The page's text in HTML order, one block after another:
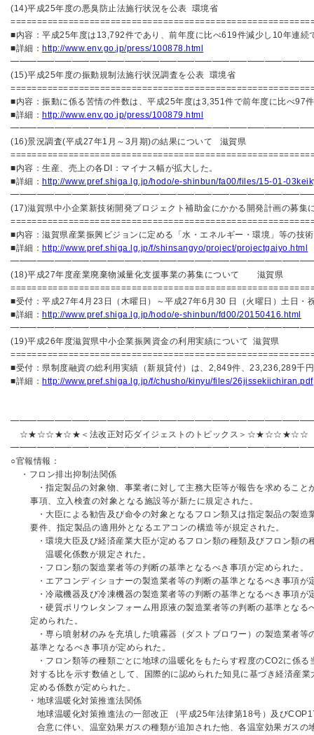
(14)平成25年度の悪臭防止法施行状況を公表 環境省
■内容：平成25年度は13,792件であり、前年度に比べ619件減少し10年連続
■詳細： http://www.env.go.jp/press/100878.html
(15)平成25年度の振動規制法施行状況調査を公表 環境省
■内容：振動に係る苦情の件数は、平成25年度は3,351件で前年度に比べ97
■詳細： http://www.env.go.jp/press/100879.html
(16)景況調査(平成27年1月～3月期)の結果について 滋賀県
■内容：生産、売上の各DI：マイナス幅が拡大した。
■詳細： http://www.pref.shiga.lg.jp/hodo/e-shinbun/fa00/files/15-01-
(17)滋賀県中小企業新技術開発プロジェクト補助金にかかる開発計画の募集
■内容：滋賀県産業振興ビジョンに定める「水・エネルギー・環境」等の技
■詳細： http://www.pref.shiga.lg.jp/f/shinsangyo/project/projectgaiyo.html
(18)平成27年度産業廃棄物減量化支援事業の募集について 滋賀県
■受付：平成27年4月23日（木曜日）～平成27年6月30 日（火曜日）土日・
■詳細： http://www.pref.shiga.lg.jp/hodo/e-shinbun/fd00/20150416.html
(19)平成26年度滋賀県中小企業振興資金の利用実績について 滋賀県
■受付：県制度融資の総利用実績（新規貸付）は、2,849件、23,236,289千円
■詳細： http://www.pref.shiga.lg.jp/f/chusho/kinyu/files/26jissekiichiran.pdf
☆★☆☆★☆★＜法改正対応ダイジェストのトピックス＞☆★☆☆★☆☆
○官報情報：
・フロン排出抑制法関係
・指定製品の対象物、事業者に対して主務大臣等が報告を求めること
事項、立入検査の対象となる施設等が新たに規定された。
・大臣による勧告及び命令の対象となるフロン類又は指定製品の製造
要件、指定製品の適用外となるエアコンの構造等が規定された。
・環境大臣及び経済産業大臣が定めるフロン類の種類及びフロン類の
温暖化係数が規定された。
・フロン類の製造業者等の判断の基準となるべき事項が定められた。
・エアコンディショナーの製造業者等の判断の基準となるべき事項が
・冷蔵機器及び冷凍機器の製造業者等の判断の基準となるべき事項が
・硬質ポリウレタンフォーム用原液の製造業者等の判断の基準となる
定められた。
・専ら噴射材のみを充填した噴霧器（ダストブロワー）の製造業者等
基準となるべき事項が定められた。
・フロン類等の種類ごとに地球の温暖化をもたらす程度のCO2に係る
対する比を示す数値として、国際的に認められた知見に基づき経済産業
定める係数が定められた。
・地球温暖化対策推進法関係
地球温暖化対策推進法の一部改正 （平成25年法律第18号）及び
合意に伴い、温室効果ガスの種類が追加された他、各温室効果ガスの